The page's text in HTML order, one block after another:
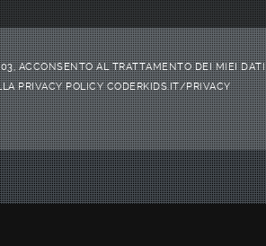
ACCONSENTO AL TRATTAMENTO DEI MIEI DATI
PRIVACY POLICY CODERKIDS.IT/PRIVACY